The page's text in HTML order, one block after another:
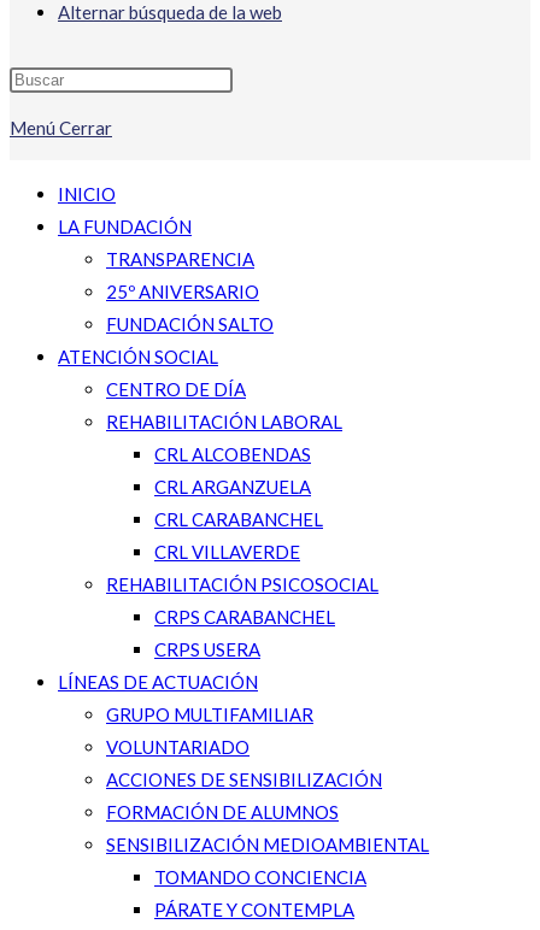
Alternar búsqueda de la web
Menú Cerrar
INICIO
LA FUNDACIÓN
TRANSPARENCIA
25º ANIVERSARIO
FUNDACIÓN SALTO
ATENCIÓN SOCIAL
CENTRO DE DÍA
REHABILITACIÓN LABORAL
CRL ALCOBENDAS
CRL ARGANZUELA
CRL CARABANCHEL
CRL VILLAVERDE
REHABILITACIÓN PSICOSOCIAL
CRPS CARABANCHEL
CRPS USERA
LÍNEAS DE ACTUACIÓN
GRUPO MULTIFAMILIAR
VOLUNTARIADO
ACCIONES DE SENSIBILIZACIÓN
FORMACIÓN DE ALUMNOS
SENSIBILIZACIÓN MEDIOAMBIENTAL
TOMANDO CONCIENCIA
PÁRATE Y CONTEMPLA